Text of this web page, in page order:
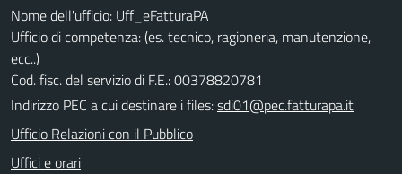
Nome dell'ufficio: Uff_eFatturaPA
Ufficio di competenza: (es. tecnico, ragioneria, manutenzione,
ecc..)
Cod. fisc. del servizio di F.E.: 00378820781
Indirizzo PEC a cui destinare i files:sdi01@pec.fatturapa.it
Ufficio Relazioni con il Pubblico
Uffici e orari